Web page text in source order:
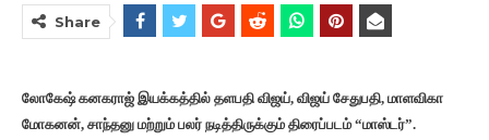
Share
லோகேஷ் கனகராஜ் இயக்கத்தில் தளபதி விஜய், விஜய் சேதுபதி, மாளவிகா
மோகனன், சாந்தனு மற்றும் பலர் நடித்திருக்கும் திரைப்படம் “மாஸ்டர்”.